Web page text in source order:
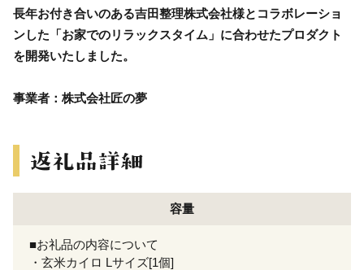
長年お付き合いのある吉田整理株式会社様とコラボレーショ
ンした「お家でのリラックスタイム」に合わせたプロダクト
を開発いたしました。
事業者：株式会社匠の夢
容量
■お礼品の内容について
・玄米カイロ Lサイズ[1個]